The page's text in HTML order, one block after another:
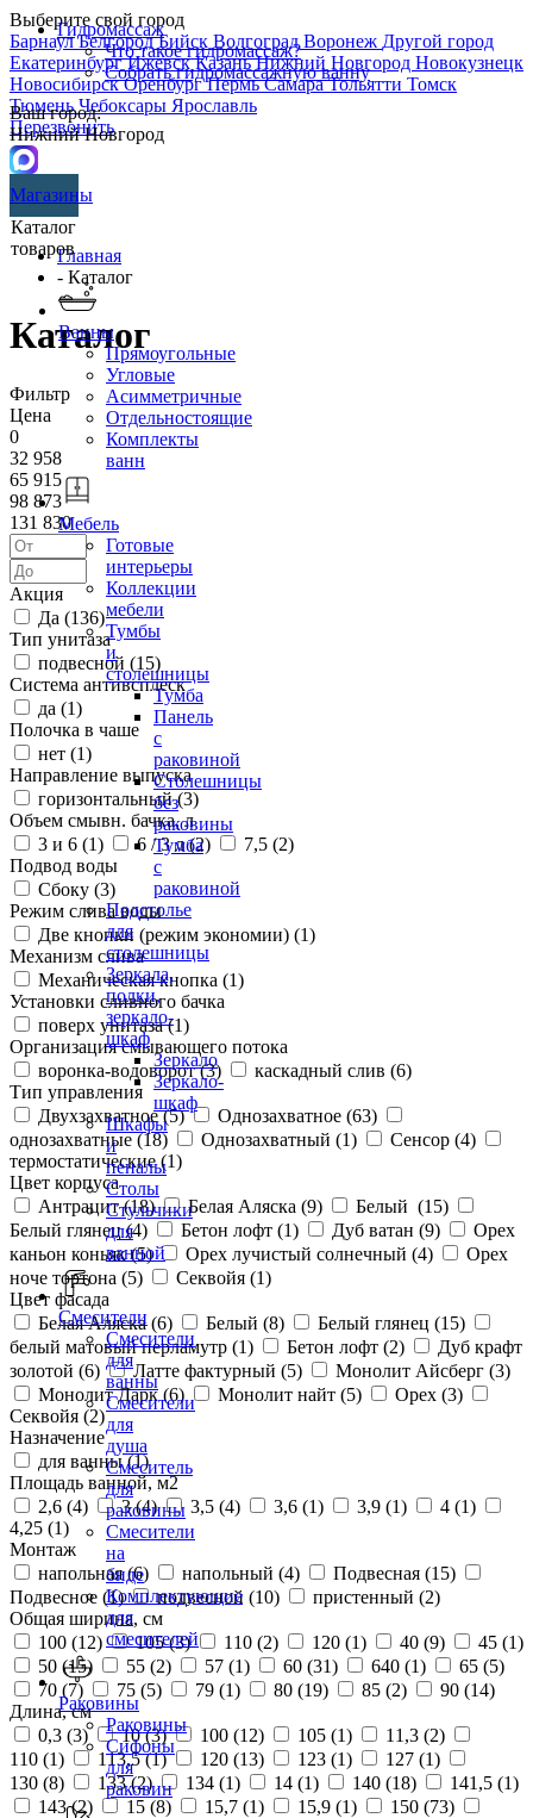
Выберите свой город
БарнаулБелгородБийск ВолгоградВоронеж Другой город
ЕкатеринбургИжевскКазаньНижний Новгород Новокузнецк
НовосибирскОренбургПермьСамараТольятти Томск
ТюменьЧебоксары Ярославль
Перезвонить
Гидромассаж
Что такое гидромассаж?
Собрать гидромассажную ванну
Ваш город:
Нижний Новгород
Магазины
Каталог
товаров
Ванны
Прямоугольные
Угловые
Асимметричные
Отдельностоящие
Комплекты
ванн
Мебель
Готовые
интерьеры
Коллекции
мебели
Тумбы
и
столешницы
Тумба
Панель
с
раковиной
Столешницы
без
раковины
Тумба
с
раковиной
Подстолье
для
столешницы
Зеркала,
полки,
зеркало-
шкаф
Зеркало
Зеркало-
шкаф
Шкафы
и
пеналы
Столы
Стульчики
для
ванной
Смесители
Смесители
для
ванны
Смесители
для
душа
Смеситель
для
раковины
Смесители
на
биде
Комплектующие
для
смесителей
Раковины
Раковины
Сифоны
для
раковин
Главная
- Каталог
Каталог
Фильтр
Цена
0
32 958
65 915
98 873
131 830
Акция
Да (136)
Тип унитаза
подвесной (15)
Система антивсплеск
да (1)
Полочка в чаше
нет (1)
Направление выпуска
горизонтальный (3)
Объем смывн. бачка, л
3 и 6 (1) 6 / 3 л (2) 7,5 (2)
Подвод воды
Сбоку (3)
Режим слива воды
Две кнопки (режим экономии) (1)
Механизм слива
Механическая кнопка (1)
Установки сливного бачка
поверх унитаза (1)
Организация смывающего потока
воронка-водоворот (3) каскадный слив (6)
Тип управления
Двухзахватное (5) Однозахватное (63)
однозахватные (18) Однозахватный (1) Сенсор (4)
термостатические (1)
Цвет корпуса
Антрацит (18) Белая Аляска (9) Белый (15)
Белый глянец (4) Бетон лофт (1) Дуб ватан (9)
Орех
каньон коньяк (5) Орех лучистый солнечный (4)
Орех
ноче тортона (5) Секвойя (1)
Цвет фасада
Белая Аляска (6) Белый (8) Белый глянец (15)
белый матовый перламутр (1) Бетон лофт (2)
Дуб крафт
золотой (6) Латте фактурный (5) Монолит Айсберг (3)
Монолит Дарк (6) Монолит найт (5) Орех (3)
Секвойя (2)
Назначение
для ванны (1)
Площадь ванной, м2
2,6 (4) 3 (4) 3,5 (4) 3,6 (1) 3,9 (1) 4 (1)
4,25 (1)
Монтаж
напольная (6) напольный (4) Подвесная (15)
Подвесное (1) подвесной (10) пристенный (2)
Общая ширина, см
100 (12) 105 (3) 110 (2) 120 (1) 40 (9) 45 (1)
50 (15) 55 (2) 57 (1) 60 (31) 640 (1) 65 (5)
70 (7) 75 (5) 79 (1) 80 (19) 85 (2) 90 (14)
Длина, см
0,3 (3) 10 (3) 100 (12) 105 (1) 11,3 (2)
110 (1) 113,5 (1) 120 (13) 123 (1) 127 (1)
130 (8) 133 (2) 134 (1) 14 (1) 140 (18) 141,5 (1)
143 (2) 15 (8) 15,7 (1) 15,9 (1) 150 (73)